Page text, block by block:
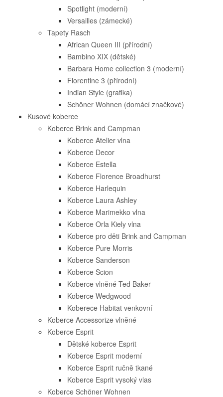
Spotlight (moderní)
Versailles (zámecké)
Tapety Rasch
African Queen III (přírodní)
Bambino XIX (dětské)
Barbara Home collection 3 (moderní)
Florentine 3 (přírodní)
Indian Style (grafika)
Schöner Wohnen (domácí značkové)
Kusové koberce
Koberce Brink and Campman
Koberce Atelier vlna
Koberce Decor
Koberce Estella
Koberce Florence Broadhurst
Koberce Harlequin
Koberce Laura Ashley
Koberce Marimekko vlna
Koberce Orla Kiely vlna
Koberce pro děti Brink and Campman
Koberce Pure Morris
Koberce Sanderson
Koberce Scion
Koberce vlněné Ted Baker
Koberce Wedgwood
Koberece Habitat venkovní
Koberce Accessorize vlněné
Koberce Esprit
Dětské koberce Esprit
Koberce Esprit moderní
Koberce Esprit ručně tkané
Koberce Esprit vysoký vlas
Koberce Schöner Wohnen